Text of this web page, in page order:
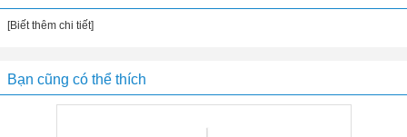
[Biết thêm chi tiết]
Bạn cũng có thể thích